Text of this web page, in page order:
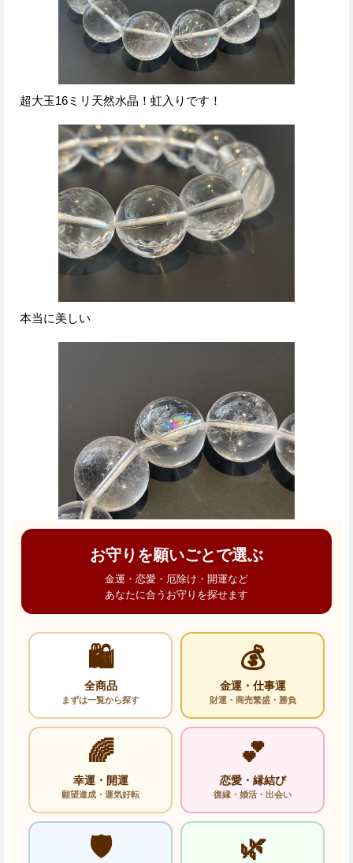
超大玉16ミリ天然水晶！虹入りです！
本当に美しい
お守りを願いごとで選ぶ
金運・恋愛・厄除け・開運など
あなたに合うお守りを探せます
🛍️
全商品
まずは一覧から探す
💰
金運・仕事運
財運・商売繁盛・勝負
🌈
幸運・開運
願望達成・運気好転
💕
恋愛・縁結び
復縁・婚活・出会い
🛡️ 🌿